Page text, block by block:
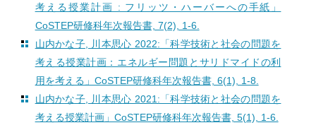
考える授業計画 : フリッツ・ハーバーへの手紙」
CoSTEP研修科年次報告書, 7(2), 1-6.
山内かな子, 川本思心 2022:「科学技術と社会の問題を
考える授業計画：エネルギー問題とサリドマイドの利
用を考える」CoSTEP研修科年次報告書, 6(1), 1-8.
山内かな子, 川本思心 2021:「科学技術と社会の問題を
考える授業計画」CoSTEP研修科年次報告書, 5(1), 1-6.